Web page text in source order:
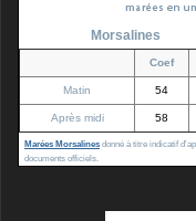
Morsalines
Coef
Matin 54
Après midi 58
Marées Morsalines donné à titre indicatif
documents officiels.